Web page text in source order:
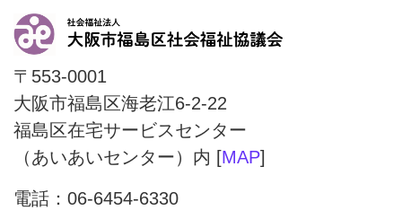
〒553-0001
大阪市福島区海老江6-2-22
福島区在宅サービスセンター
（あいあいセンター）内 [MAP]
電話： 06-6454-6330